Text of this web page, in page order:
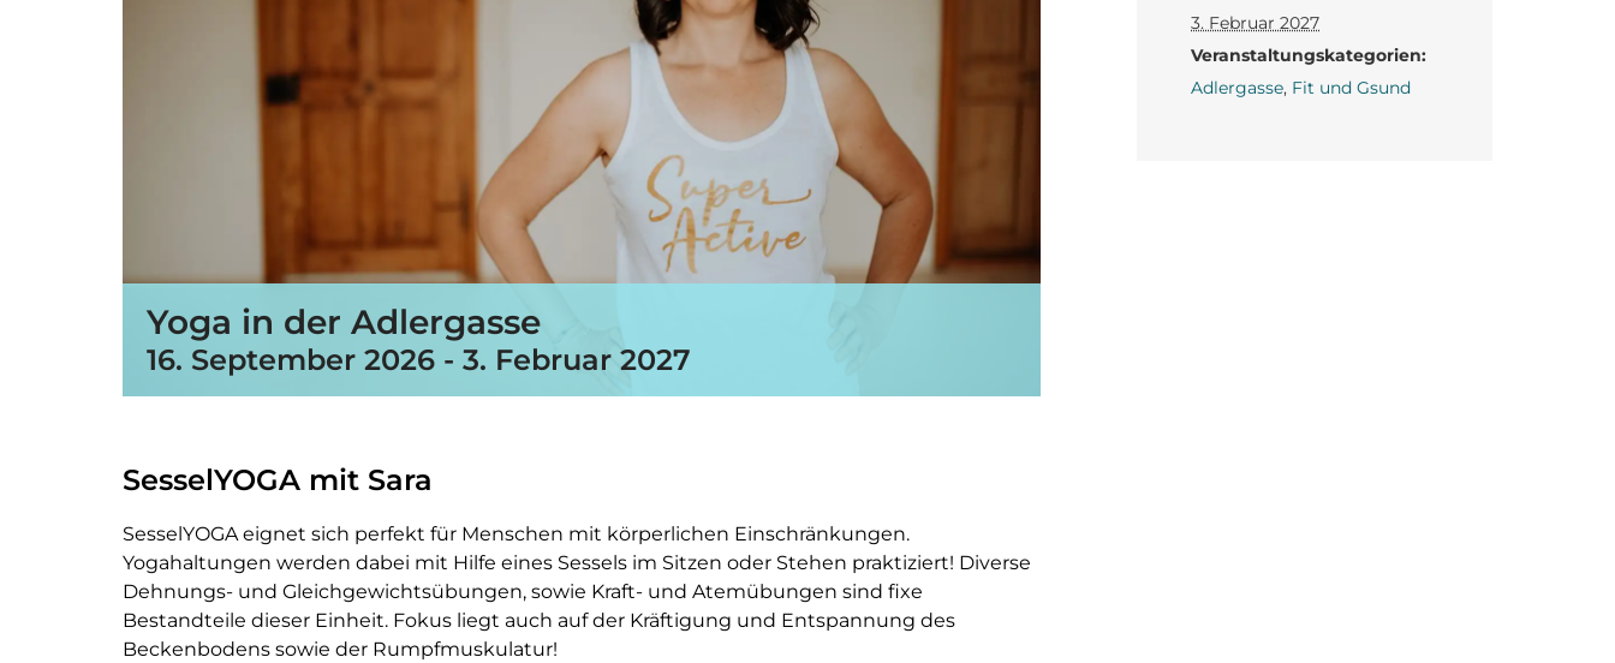
Yoga in der Adlergasse
16. September 2026 - 3. Februar 2027
SesselYOGA mit Sara
SesselYOGA eignet sich perfekt für Menschen mit körperlichen Einschränkungen.
Yogahaltungen werden dabei mit Hilfe eines Sessels im Sitzen oder Stehen praktiziert! Diverse
Dehnungs- und Gleichgewichtsübungen, sowie Kraft- und Atemübungen sind fixe
Bestandteile dieser Einheit. Fokus liegt auch auf der Kräftigung und Entspannung des
Beckenbodens sowie der Rumpfmuskulatur!
3. Februar 2027
Veranstaltungskategorien:
Adlergasse, Fit und Gsund